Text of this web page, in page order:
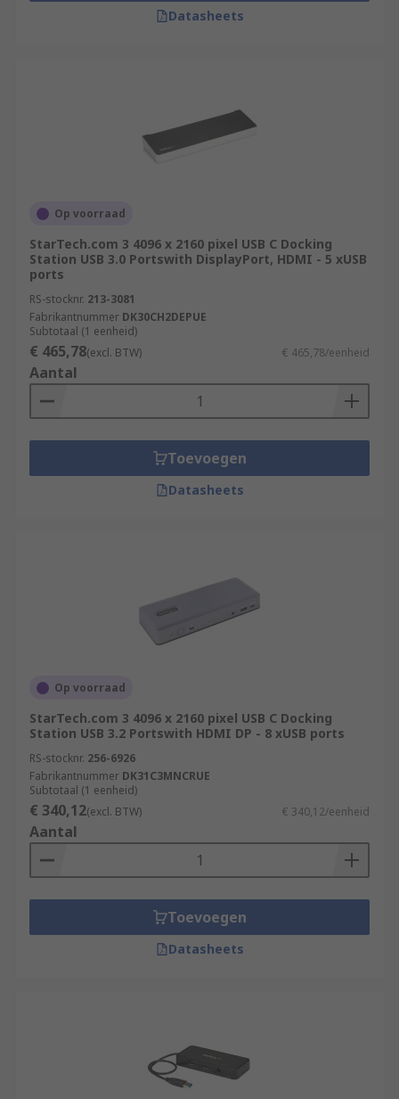
Datasheets
Op voorraad
StarTech.com 3 4096 x 2160 pixel USB C Docking
Station USB 3.0 Portswith DisplayPort, HDMI - 5 xUSB
ports
RS-stocknr. 213-3081
Fabrikantnummer DK30CH2DEPUE
Subtotaal (1 eenheid)
€ 465,78(excl. BTW) € 465,78/eenheid
Aantal
Toevoegen
Datasheets
Op voorraad
StarTech.com 3 4096 x 2160 pixel USB C Docking
Station USB 3.2 Portswith HDMI DP - 8 xUSB ports
RS-stocknr. 256-6926
Fabrikantnummer DK31C3MNCRUE
Subtotaal (1 eenheid)
€ 340,12(excl. BTW) € 340,12/eenheid
Aantal
Toevoegen
Datasheets